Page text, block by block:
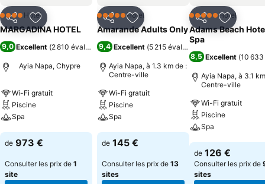
PartagerAjouter à mes favoris
4 ÉtoilesHôtel
MARGADINA HOTEL
9,0 Excellent (2 810 évaluations)
Ayia Napa, Chypre
Wi-Fi gratuit
Piscine
Spa
Consulter les prix
de 973 €
Consulter les prix de 1
site
PartagerAjouter à mes favoris
5 Étoiles Hôtel
Amarande Adults Only
9,4 Excellent (5 215 évaluations
Ayia Napa, à 1.3 km de :
Centre-ville
Wi-Fi gratuit
Piscine
Spa
Consulter les prix
de 145 €
Consulter les prix de 13
sites
PartagerAjouter
5 Étoiles Hôtel
Adams Beach
Spa
8,5 Excellent (10
Ayia Napa, à 3.1
Centre-ville
Wi-Fi gratuit
Piscine
Spa
Consulter les
de 126 €
Consulter les prix de
sites